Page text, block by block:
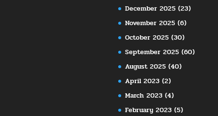
December 2025 (23)
November 2025 (6)
October 2025 (30)
September 2025 (60)
August 2025 (40)
April 2023 (2)
March 2023 (4)
February 2023 (5)